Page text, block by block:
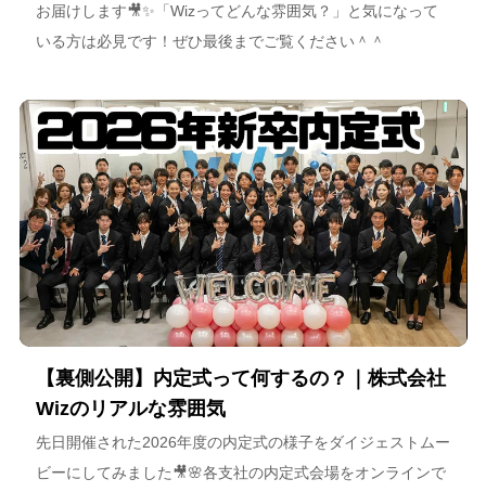
お届けします🎥✨「Wizってどんな雰囲気？」と気になって
いる方は必見です！ぜひ最後までご覧ください＾＾
【裏側公開】内定式って何するの？｜株式会社
Wizのリアルな雰囲気
先日開催された2026年度の内定式の様子をダイジェストムー
ビーにしてみました🎥🌸各支社の内定式会場をオンラインで